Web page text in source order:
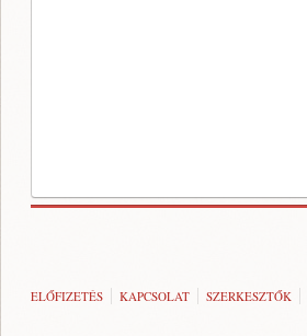
ELŐFIZETÉS KAPCSOLAT SZERKESZTŐK